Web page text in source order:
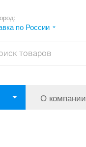
по России
О компании